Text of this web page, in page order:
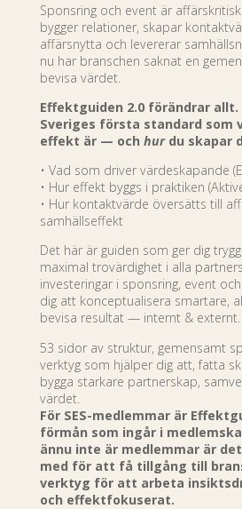
Sponsring och event är
bygger relationer, skapar
affärsnytta och levererar
nu har branschen saknat en
bevisa värdet.
Effektguiden 2.0 förändrar allt.
Sveriges första standard som
effekt är — och hurdu skapar
• Vad som driver värdeskapande
• Hur effekt byggs i praktiken
• Hur kontaktvärde översätts till
samhällseffekt
Det här är guiden som ger dig
maximal trovärdighet i alla
investeringar i sponsring, event
dig att konceptualisera smartare,
bevisa resultat — internt & externt.
53 sidor av struktur, gemensamt
verktyg som hjälper dig att, fatta
bygga starkare partnerskap,
värdet.
För SES-medlemmar är
förmån som ingår i
ännu inte är medlemmar är
med för att få tillgång till
verktyg för att arbeta
och effektfokuserat.